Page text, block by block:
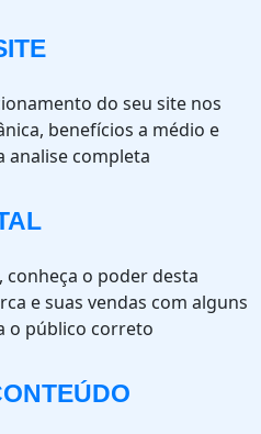
do seu site nos
benefícios a médio e
analise completa
conheça o poder desta
e suas vendas com alguns
o público correto